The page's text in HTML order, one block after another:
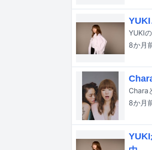
YUKI
YUKI
8か月
8か月